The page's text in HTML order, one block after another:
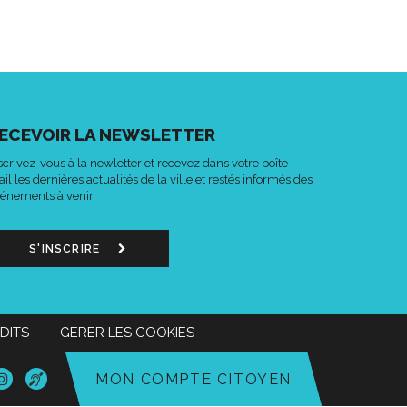
LA NEWSLETTER
vous à la newletter et recevez dans votre boîte
les dernières actualités de la ville et restés informés des
à venir.
S'INSCRIRE
GERER LES COOKIES
MON COMPTE CITOYEN
Lien
vers
Acce-
o